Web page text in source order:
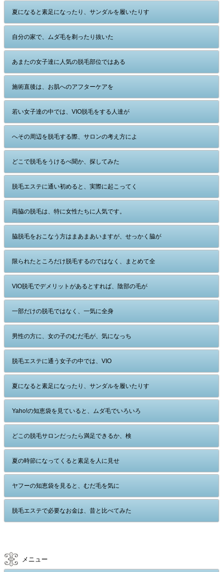
夏になると素足になったり、サンダルを履いたりす
自分の家で、ムダ毛を剃ったり抜いた
あまたの女子達に人気の脱毛部位ではある
施術直後は、お肌へのアフターケアを
若い女子達の中では、VIO脱毛をする人達が
へその周辺を脱毛する際、サロンの考え方によ
どこで脱毛をうけるべ聞か、探してみた
脱毛エステに通い初めると、実際に起こってく
両脇の脱毛は、特に女性たちに人気です。
脇脱毛をおこなう方はまあまあいますが、せっかく脇が
限られたところだけ脱毛するのではなく、まとめて全
VIO脱毛でデメリットがあるとすれば、陰部の毛が
一部だけの脱毛ではなく、一気に全身
男性の方に、女の子のむだ毛が、気になっち
脱毛エステに通う女子の中では、VIO
夏になると素足になったり、サンダルを履いたりす
Yaho!の知恵袋を見ていると、ムダ毛でいろいろ
どこの脱毛サロンだったら満足できるか、検
夏の時節になってくると素足を人に見せ
ヤフーの知恵袋を見ると、むだ毛を気に
脱毛エステで必要なお金は、昔と比べてみた
メニュー